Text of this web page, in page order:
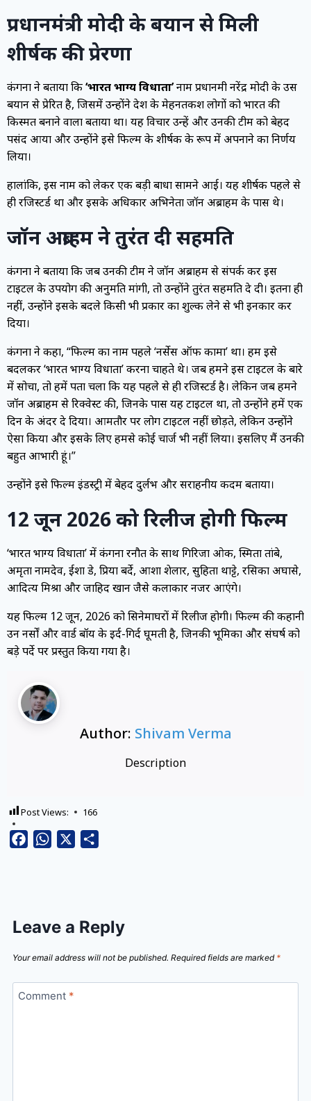
प्रधानमंत्री मोदी के बयान से मिली
शीर्षक की प्रेरणा
कंगना ने बताया कि‘भारत भाग्य विधाता’नाम प्रधानमंत्री नरेंद्र मोदी के उस
बयान से प्रेरित है, जिसमें उन्होंने देश के मेहनतकश लोगों को भारत की
किस्मत बनाने वाला बताया था। यह विचार उन्हें और उनकी टीम को बेहद
पसंद आया और उन्होंने इसे फिल्म के शीर्षक के रूप में अपनाने का निर्णय
लिया।
हालांकि, इस नाम को लेकर एक बड़ी बाधा सामने आई। यह शीर्षक पहले से
ही रजिस्टर्ड था और इसके अधिकार अभिनेता जॉन अब्राहम के पास थे।
जॉन अब्राहम ने तुरंत दी सहमति
कंगना ने बताया कि जब उनकी टीम ने जॉन अब्राहम से संपर्क कर इस
टाइटल के उपयोग की अनुमति मांगी, तो उन्होंने तुरंत सहमति दे दी। इतना ही
नहीं, उन्होंने इसके बदले किसी भी प्रकार का शुल्क लेने से भी इनकार कर
दिया।
कंगना ने कहा, “फिल्म का नाम पहले ‘नर्सेस ऑफ कामा’ था। हम इसे
बदलकर ‘भारत भाग्य विधाता’ करना चाहते थे। जब हमने इस टाइटल के बारे
में सोचा, तो हमें पता चला कि यह पहले से ही रजिस्टर्ड है। लेकिन जब हमने
जॉन अब्राहम से रिक्वेस्ट की, जिनके पास यह टाइटल था, तो उन्होंने हमें एक
दिन के अंदर दे दिया। आमतौर पर लोग टाइटल नहीं छोड़ते, लेकिन उन्होंने
ऐसा किया और इसके लिए हमसे कोई चार्ज भी नहीं लिया। इसलिए मैं उनकी
बहुत आभारी हूं।”
उन्होंने इसे फिल्म इंडस्ट्री में बेहद दुर्लभ और सराहनीय कदम बताया।
12 जून 2026 को रिलीज होगी फिल्म
‘भारत भाग्य विधाता’ में कंगना रनौत के साथ गिरिजा ओक, स्मिता तांबे,
अमृता नामदेव, ईशा डे, प्रिया बर्दे, आशा शेलार, सुहिता थाट्टे, रसिका अघासे,
आदित्य मिश्रा और जाहिद खान जैसे कलाकार नजर आएंगे।
यह फिल्म 12 जून, 2026 को सिनेमाघरों में रिलीज होगी। फिल्म की कहानी
उन नर्सों और वार्ड बॉय के इर्द-गिर्द घूमती है, जिनकी भूमिका और संघर्ष को
बड़े पर्दे पर प्रस्तुत किया गया है।
Author: Shivam Verma
Description
Post Views: 166
FacebookWhatsApp
Leave a Reply
Your email address will not be published. Required fields are marked *
Comment *